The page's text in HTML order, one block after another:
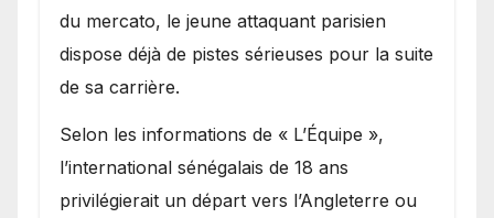
du mercato, le jeune attaquant parisien
dispose déjà de pistes sérieuses pour la suite
de sa carrière.
Selon les informations de « L’Équipe »,
l’international sénégalais de 18 ans
privilégierait un départ vers l’Angleterre ou